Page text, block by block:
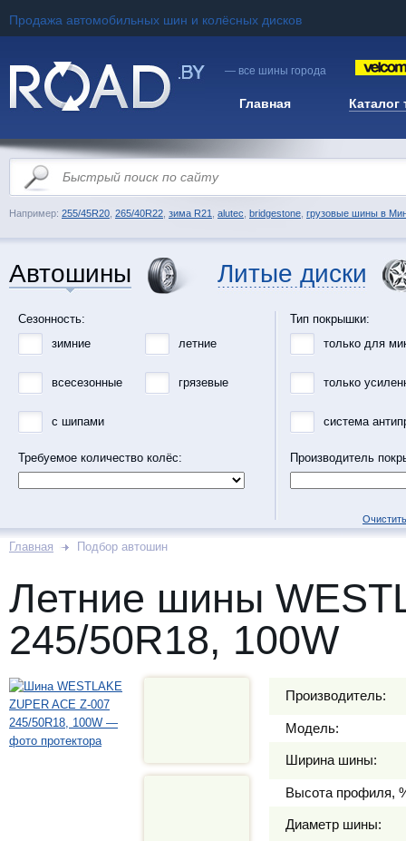
Продажа автомобильных шин и колёсных дисков
— все шины города
Главная Каталог
Например: 255/45R20 265/40R22 зима R21 alutec bridgestone грузовые шины в
Автошины Литые диски
Сезонность:
зимние
летние
всесезонные грязевые
с шипами
Требуемое количество колёс:
Тип покрышки:
только для
только
система
Производитель
Главная Подбор автошин
Летние шины
245/50R18, 100W
Производитель:
Модель:
Ширина шины:
Высота профиля,
Диаметр шины: